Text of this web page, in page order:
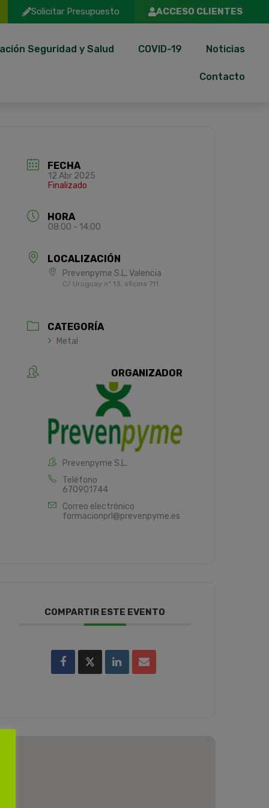
Solicitar Presupuesto ACCESO CLIENTES
Seguridad y Salud COVID-19 Noticias
Contacto
FECHA
12 Abr 2025
Finalizado
HORA
08:00 - 14:00
LOCALIZACIÓN
Prevenpyme S.L, Valencia
C/ Uruguay nº 13, oficina 711
CATEGORÍA
Metal
ORGANIZADOR
Prevenpyme S.L.
Teléfono
670901744
Correo electrónico
formacionprl@prevenpyme.es
COMPARTIR ESTE EVENTO